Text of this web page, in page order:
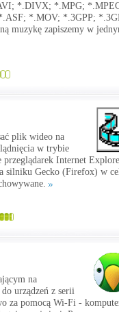
*.DIVX; *.MPG;
*.MOV; *.3GPP;
muzykę zapiszemy w
plik wideo na
w trybie
przeglądarek Internet
silniku Gecko (Firefox) w
na
urządzeń z serii
za pomocą Wi-Fi -